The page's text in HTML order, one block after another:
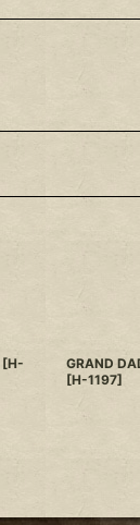
[H-
GRAND
[H-1197]